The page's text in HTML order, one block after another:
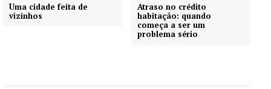
Grande Entrevista
Uma cidade feita de
vizinhos
Atraso no crédito
habitação: quando
começa a ser um
problema sério